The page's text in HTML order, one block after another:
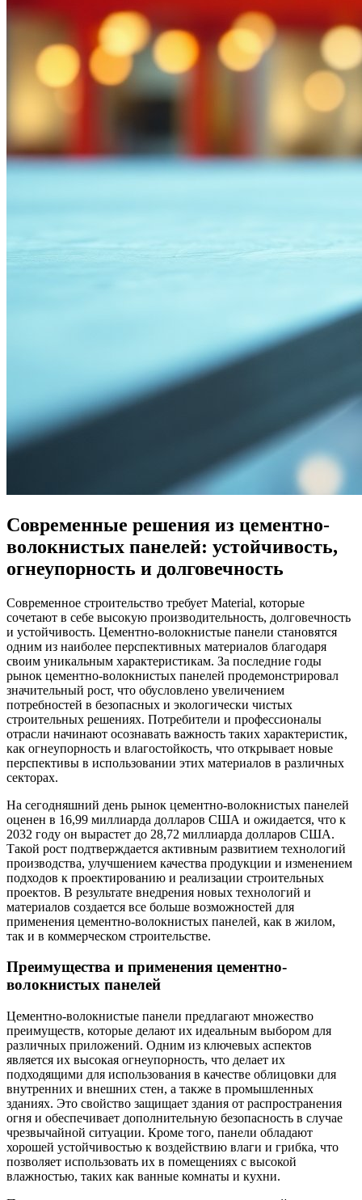
Современные решения из цементно-
волокнистых панелей: устойчивость,
огнеупорность и долговечность
Современное строительство требует Material, которые
сочетают в себе высокую производительность, долговечность
и устойчивость. Цементно-волокнистые панели становятся
одним из наиболее перспективных материалов благодаря
своим уникальным характеристикам. За последние годы
рынок цементно-волокнистых панелей продемонстрировал
значительный рост, что обусловлено увеличением
потребностей в безопасных и экологически чистых
строительных решениях. Потребители и профессионалы
отрасли начинают осознавать важность таких характеристик,
как огнеупорность и влагостойкость, что открывает новые
перспективы в использовании этих материалов в различных
секторах.
На сегодняшний день рынок цементно-волокнистых панелей
оценен в 16,99 миллиарда долларов США и ожидается, что к
2032 году он вырастет до 28,72 миллиарда долларов США.
Такой рост подтверждается активным развитием технологий
производства, улучшением качества продукции и изменением
подходов к проектированию и реализации строительных
проектов. В результате внедрения новых технологий и
материалов создается все больше возможностей для
применения цементно-волокнистых панелей, как в жилом,
так и в коммерческом строительстве.
Преимущества и применения цементно-
волокнистых панелей
Цементно-волокнистые панели предлагают множество
преимуществ, которые делают их идеальным выбором для
различных приложений. Одним из ключевых аспектов
является их высокая огнеупорность, что делает их
подходящими для использования в качестве облицовки для
внутренних и внешних стен, а также в промышленных
зданиях. Это свойство защищает здания от распространения
огня и обеспечивает дополнительную безопасность в случае
чрезвычайной ситуации. Кроме того, панели обладают
хорошей устойчивостью к воздействию влаги и грибка, что
позволяет использовать их в помещениях с высокой
влажностью, таких как ванные комнаты и кухни.